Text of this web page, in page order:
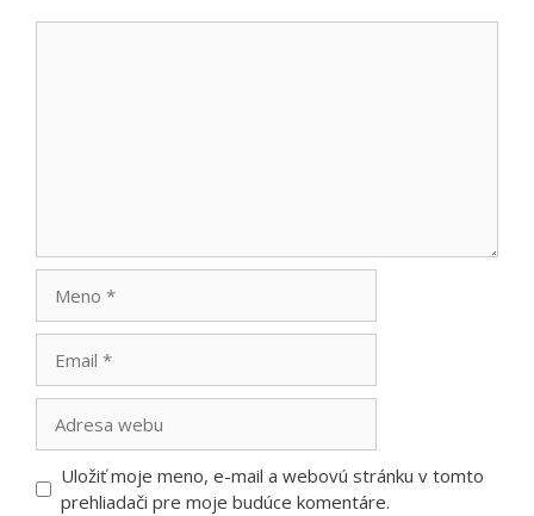
webu
Uložiť moje meno, e-mail a webovú stránku v tomto
prehliadači pre moje budúce komentáre.